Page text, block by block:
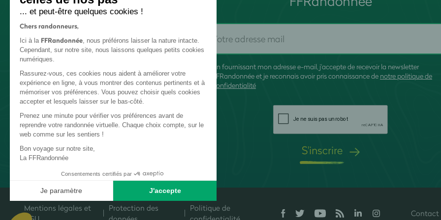
En fournissant mon adresse e-mail, j'accepte de recevoir la newsletter
FFRandonnée et je reconnais avoir pris connaissance de notre politique de
confidentialité
S'inscrire
Mentions légales et
Protection des
Politique de
Contact
... et peut-être quelques cookies !
Chers randonneurs,
Ici à la FFRandonnée, nous préférons laisser la nature intacte.
Cependant, sur notre site, nous laissons quelques petits cookies
numériques.
Rassurez-vous, ces cookies nous aident à améliorer votre
expérience en ligne, à vous montrer des contenus pertinents et à
mémoriser vos préférences. Vous pouvez choisir quels cookies
accepter et lesquels laisser sur le bas-côté.
Prenez une minute pour vérifier vos préférences avant de
reprendre votre randonnée virtuelle. Chaque choix compte, sur le
web comme sur les sentiers !
Bon voyage sur notre site,
La FFRandonnée
Consentements certifiés par
Je paramètre
J'accepte
Axeptio consent
Plateforme de Gestion du Consentement : Personnalisez vos Options
Notre plateforme vous permet d'adapter et de gérer vos paramètres de confidentialité, en garantissant la conformité avec les réglementations.